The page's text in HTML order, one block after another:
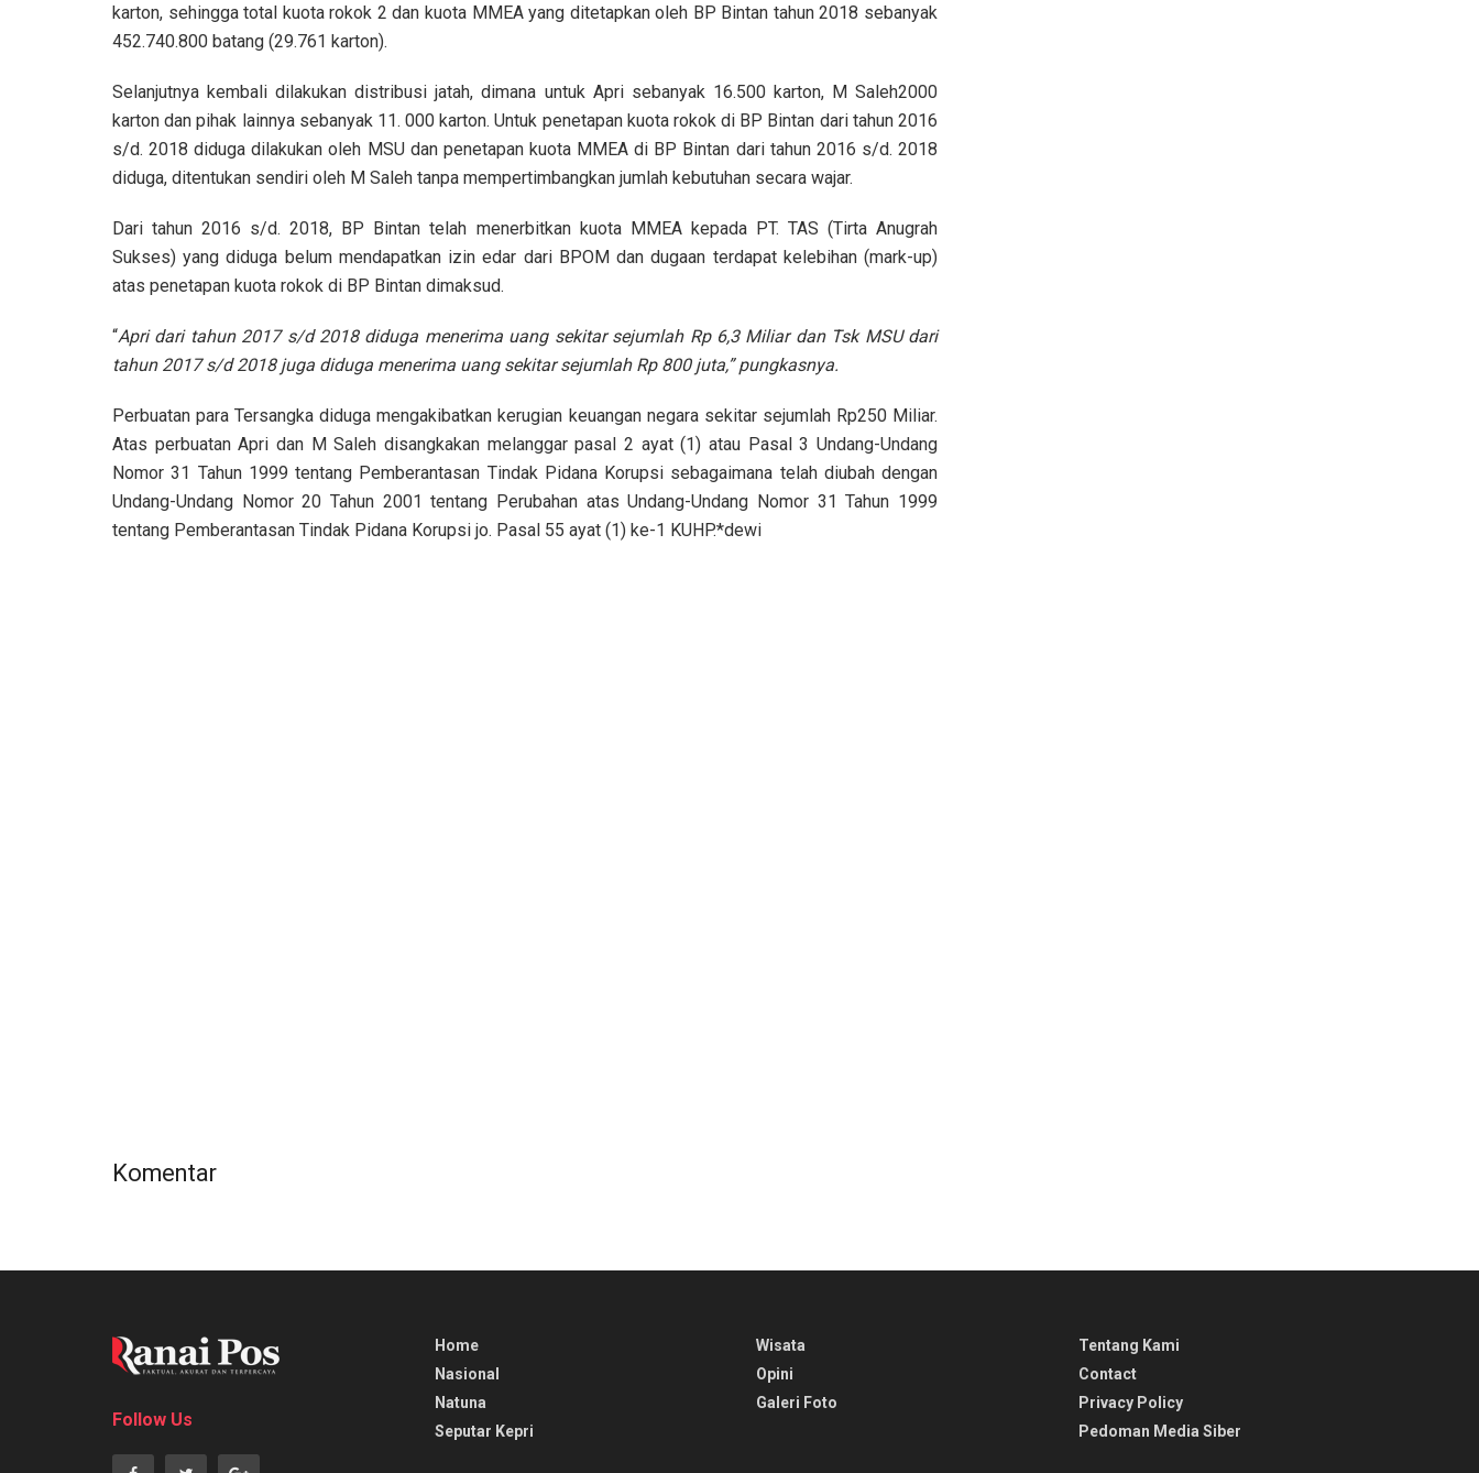
karton, sehingga total kuota rokok 2 dan kuota MMEA yang ditetapkan oleh BP Bintan tahun 2018 sebanyak
452.740.800 batang (29.761 karton).
Selanjutnya kembali dilakukan distribusi jatah, dimana untuk Apri sebanyak 16.500 karton, M Saleh2000
karton dan pihak lainnya sebanyak 11. 000 karton. Untuk penetapan kuota rokok di BP Bintan dari tahun 2016
s/d. 2018 diduga dilakukan oleh MSU dan penetapan kuota MMEA di BP Bintan dari tahun 2016 s/d. 2018
diduga, ditentukan sendiri oleh M Saleh tanpa mempertimbangkan jumlah kebutuhan secara wajar.
Dari tahun 2016 s/d. 2018, BP Bintan telah menerbitkan kuota MMEA kepada PT. TAS (Tirta Anugrah
Sukses) yang diduga belum mendapatkan izin edar dari BPOM dan dugaan terdapat kelebihan (mark-up)
atas penetapan kuota rokok di BP Bintan dimaksud.
“Apri dari tahun 2017 s/d 2018 diduga menerima uang sekitar sejumlah Rp 6,3 Miliar dan Tsk MSU dari
tahun 2017 s/d 2018 juga diduga menerima uang sekitar sejumlah Rp 800 juta,” pungkasnya.
Perbuatan para Tersangka diduga mengakibatkan kerugian keuangan negara sekitar sejumlah Rp250 Miliar.
Atas perbuatan Apri dan M Saleh disangkakan melanggar pasal 2 ayat (1) atau Pasal 3 Undang-Undang
Nomor 31 Tahun 1999 tentang Pemberantasan Tindak Pidana Korupsi sebagaimana telah diubah dengan
Undang-Undang Nomor 20 Tahun 2001 tentang Perubahan atas Undang-Undang Nomor 31 Tahun 1999
tentang Pemberantasan Tindak Pidana Korupsi jo. Pasal 55 ayat (1) ke-1 KUHP.*dewi
Komentar
Follow Us
Home
Nasional
Natuna
Seputar Kepri
Wisata
Opini
Galeri Foto
Tentang Kami
Contact
Privacy Policy
Pedoman Media Siber